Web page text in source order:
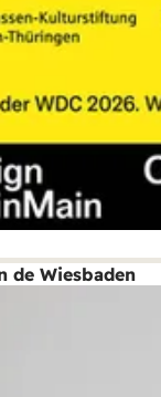
de Wiesbaden